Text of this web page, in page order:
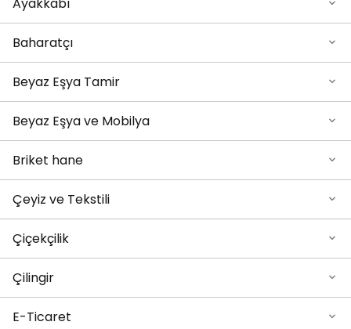
Baharatçı
Beyaz Eşya Tamir
Beyaz Eşya ve Mobilya
Briket hane
Çeyiz ve Tekstili
Çiçekçilik
Çilingir
E-Ticaret